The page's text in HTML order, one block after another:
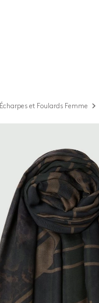
Écharpes et Foulards Femme